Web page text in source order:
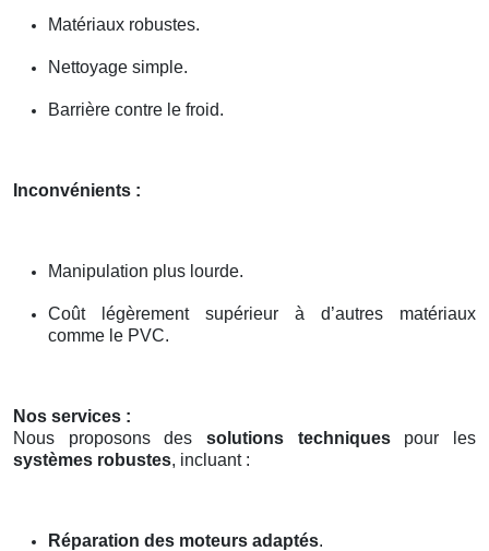
Matériaux robustes.
Nettoyage simple.
Barrière contre le froid.
Inconvénients :
Manipulation plus lourde.
Coût légèrement supérieur à d’autres matériaux
comme le PVC.
Nos services :
Nous proposons des solutions techniquespour les
systèmes robustes, incluant :
Réparation des moteurs adaptés.